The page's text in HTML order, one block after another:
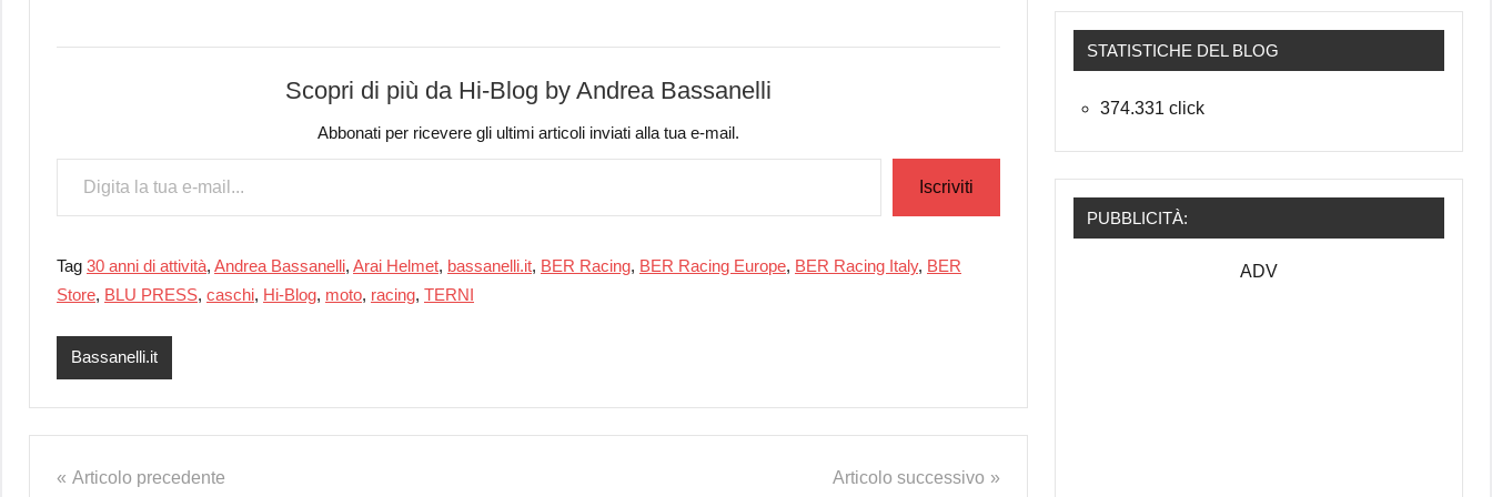
Scopri di più da Hi-Blog by Andrea Bassanelli
Abbonati per ricevere gli ultimi articoli inviati alla tua e-mail.
Digita la tua e-mail...
Iscriviti
Tag 30 anni di attività, Andrea Bassanelli, Arai Helmet, bassanelli.it, BER Racing, BER Racing Europe, BER Racing Italy, BER
Store, BLU PRESS, caschi, Hi-Blog, moto, racing, TERNI
Bassanelli.it
Navigazione
Articolo precedente Articolo successivo
STATISTICHE DEL BLOG
374.331 click
PUBBLICITÀ:
ADV